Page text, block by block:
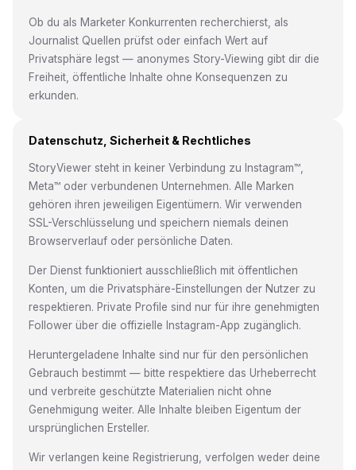
Ob du als Marketer Konkurrenten recherchierst, als
Journalist Quellen prüfst oder einfach Wert auf
Privatsphäre legst — anonymes Story-Viewing gibt dir die
Freiheit, öffentliche Inhalte ohne Konsequenzen zu
erkunden.
Datenschutz, Sicherheit & Rechtliches
StoryViewer steht in keiner Verbindung zu Instagram™,
Meta™ oder verbundenen Unternehmen. Alle Marken
gehören ihren jeweiligen Eigentümern. Wir verwenden
SSL-Verschlüsselung und speichern niemals deinen
Browserverlauf oder persönliche Daten.
Der Dienst funktioniert ausschließlich mit öffentlichen
Konten, um die Privatsphäre-Einstellungen der Nutzer zu
respektieren. Private Profile sind nur für ihre genehmigten
Follower über die offizielle Instagram-App zugänglich.
Heruntergeladene Inhalte sind nur für den persönlichen
Gebrauch bestimmt — bitte respektiere das Urheberrecht
und verbreite geschützte Materialien nicht ohne
Genehmigung weiter. Alle Inhalte bleiben Eigentum der
ursprünglichen Ersteller.
Wir verlangen keine Registrierung, verfolgen weder deine